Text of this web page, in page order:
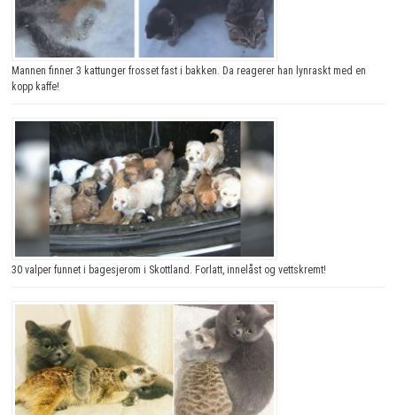
Mannen finner 3 kattunger frosset fast i bakken. Da reagerer han lynraskt med en
kopp kaffe!
30 valper funnet i bagesjerom i Skottland. Forlatt, innelåst og vettskremt!